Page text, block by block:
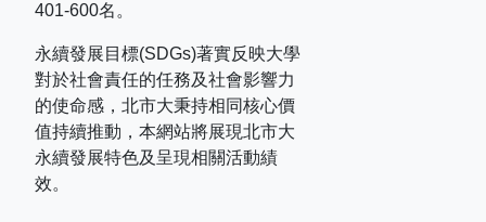
401-600名。
永續發展目標(SDGs)著實反映大學
對於社會責任的任務及社會影響力
的使命感，北市大秉持相同核心價
值持續推動，本網站將展現北市大
永續發展特色及呈現相關活動績
效。